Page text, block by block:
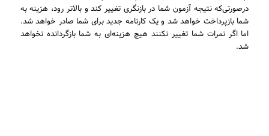
درصورتی‌که نتیجه آزمون شما در بازنگری تغییر کند و بالاتر رود، هزینه به
شما بازپرداخت خواهد شد و یک کارنامه جدید برای شما صادر خواهد شد.
اما اگر نمرات شما تغییر نکنند هیچ هزینه‌ای به شما بازگردانده نخواهد
شد.